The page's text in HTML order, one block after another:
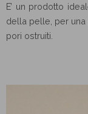
E’ un prodotto
della pelle, per
pori ostruiti.